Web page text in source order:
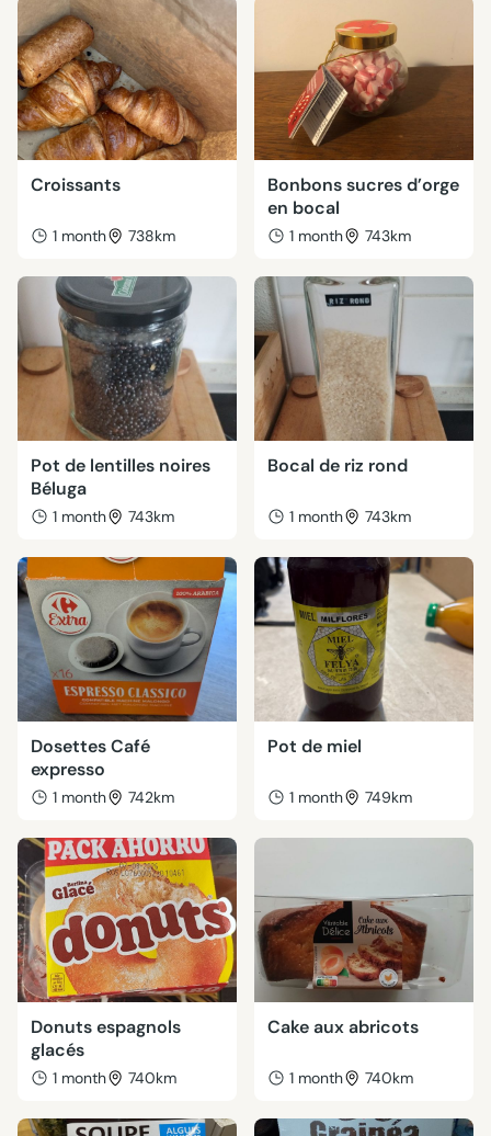
Croissants
1 month 738km
Bonbons sucres d’orge
en bocal
1 month 743km
Pot de lentilles noires
Béluga
1 month 743km
Bocal de riz rond
1 month 743km
Dosettes Café
expresso
1 month 742km
Pot de miel
1 month 749km
Donuts espagnols
glacés
1 month 740km
Cake aux abricots
1 month 740km